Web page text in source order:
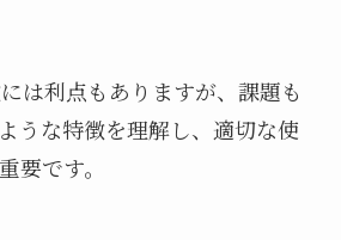
は利点もありますが、課題も
うな特徴を理解し、適切な使
要です。